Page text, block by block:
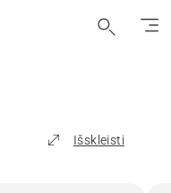
Išskleisti